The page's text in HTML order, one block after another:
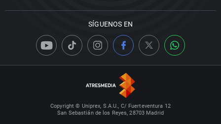
SÍGUENOS EN
Copyright © Uniprex, S.A.U., C/ Fuerteventura 12
San Sebastián de los Reyes, 28703 Madrid